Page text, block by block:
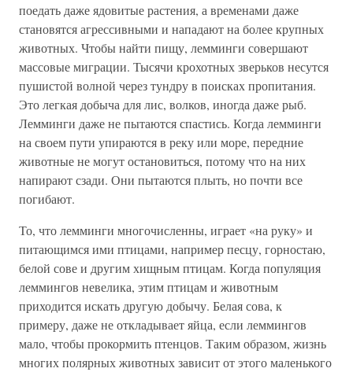
поедать даже ядовитые растения, а временами даже
становятся агрессивными и нападают на более крупных
животных. Чтобы найти пищу, лемминги совершают
массовые миграции. Тысячи крохотных зверьков несутся
пушистой волной через тундру в поисках пропитания.
Это легкая добыча для лис, волков, иногда даже рыб.
Лемминги даже не пытаются спастись. Когда лемминги
на своем пути упираются в реку или море, передние
животные не могут остановиться, потому что на них
напирают сзади. Они пытаются плыть, но почти все
погибают.
То, что лемминги многочисленны, играет «на руку» и
питающимся ими птицами, например песцу, горностаю,
белой сове и другим хищным птицам. Когда популяция
леммингов невелика, этим птицам и животным
приходится искать другую добычу. Белая сова, к
примеру, даже не откладывает яйца, если леммингов
мало, чтобы прокормить птенцов. Таким образом, жизнь
многих полярных животных зависит от этого маленького